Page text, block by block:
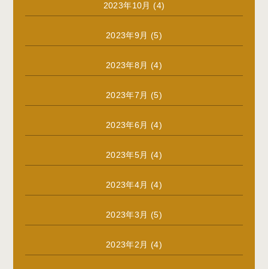
2023年10月 (4)
2023年9月 (5)
2023年8月 (4)
2023年7月 (5)
2023年6月 (4)
2023年5月 (4)
2023年4月 (4)
2023年3月 (5)
2023年2月 (4)